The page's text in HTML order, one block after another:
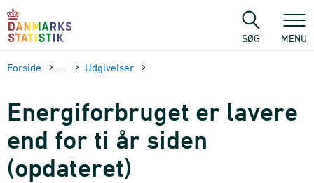
sidens
SØG MENU
Forside Udgivelser
Energiforbruget er lavere
end for ti år siden
(opdateret)